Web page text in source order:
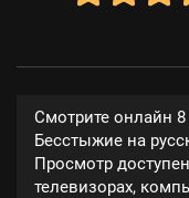
Смотрите онлайн
Бесстыжие на
Просмотр
телевизорах,